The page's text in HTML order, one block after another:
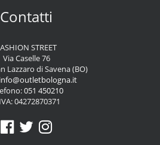
Contatti
STREET
Via Caselle 76
Lazzaro di Savena (BO)
info@outletbologna.it
051 450210
04272870371